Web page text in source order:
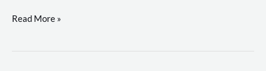
GitHub
revoluciona
Read More »